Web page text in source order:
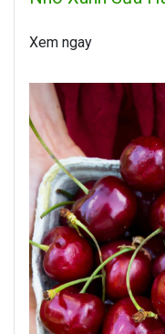
Xem ngay